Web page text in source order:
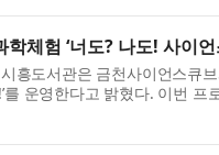
체험 ‘너도? 나도! 사이언
흥도서관은 금천사이언스큐
를 운영한다고 밝혔다. 이번